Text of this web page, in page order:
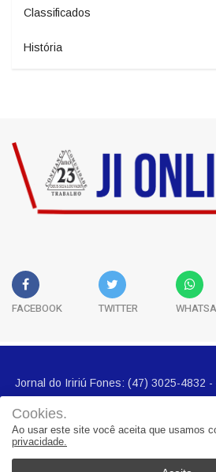
Cookies.
Ao usar este site você aceita que usamos
privacidade.
Politica
Esportes
FACEBOOK TWITTER
Jornal do Iririú Fones: (47) 3025-4832 -
E-mail